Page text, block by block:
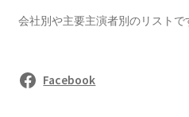
会社別や主要主演者別のリストで
Facebook